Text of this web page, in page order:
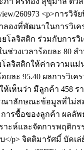
260973 <p>การวิจั
องที่พัฒนาในการวิเ
โลจิสติก ร่วมกับการวิ
ในช่วงเวลาร้อยละ
ลจิสติกให้ค่าความแ
ยละ 95.40 ผลการวิ
เห็นว่า มีลูกค้า 458
าลักษณะข้อมูลที่ไม่สม
รซื้อของลูกค้า ผลลัพ
ะห์และจัดการพฤติก
</p> จิตติมารัศมิ์ บัคเล่